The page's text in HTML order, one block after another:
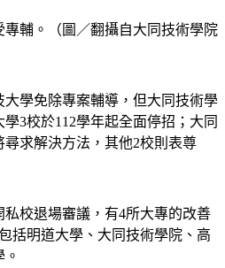
輔。（圖／翻攝自大同技術學院
學免除專案輔導，但大同技術學
3校於112學年起全面停招；大同
求解決方法，其他2校則表尊
校退場審議，有4所大專的改善
括明道大學、大同技術學院、高